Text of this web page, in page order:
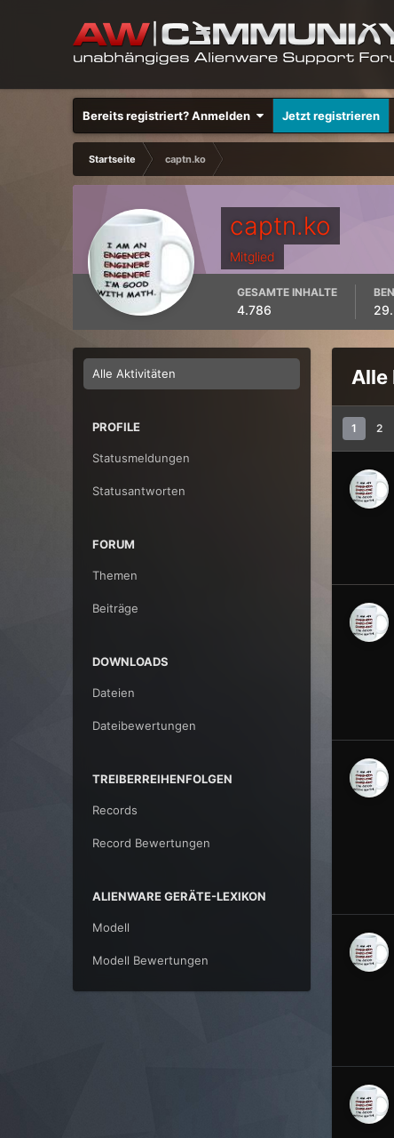
Bereits registriert? Anmelden Jetzt registrieren
Startseite captn.ko
captn.ko
Mitglied
GESAMTE INHALTE
4.786
Alle Aktivitäten
PROFILE
Statusmeldungen
Statusantworten
FORUM
Themen
Beiträge
DOWNLOADS
Dateien
Dateibewertungen
TREIBERREIHENFOLGEN
Records
Record Bewertungen
ALIENWARE GERÄTE-LEXIKON
Modell
Modell Bewertungen
Alle
1 2